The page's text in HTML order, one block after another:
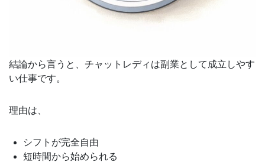
結論から言うと、チャットレディは副業として成立しやす
い仕事です。
理由は、
シフトが完全自由
短時間から始められる